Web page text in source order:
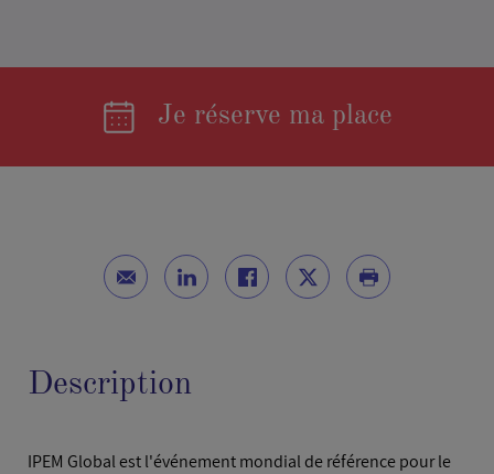
Je réserve ma place
Description
IPEM Global est l'événement mondial de référence pour le